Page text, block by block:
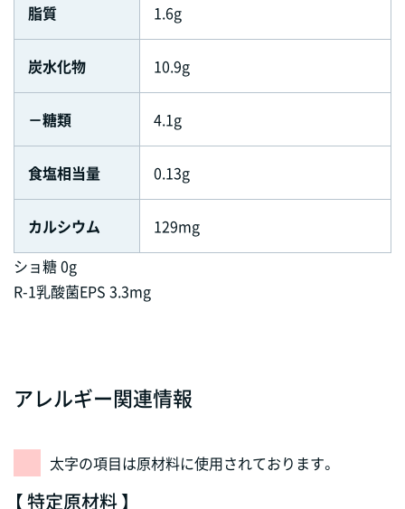
脂質 1.6g
炭水化物 10.9g
－糖類 4.1g
食塩相当量 0.13g
カルシウム
129mg
ショ糖 0g
R-1乳酸菌EPS 3.3mg
アレルギー関連情報
太字の項目は原材料に使用されております。
【 特定原材料 】